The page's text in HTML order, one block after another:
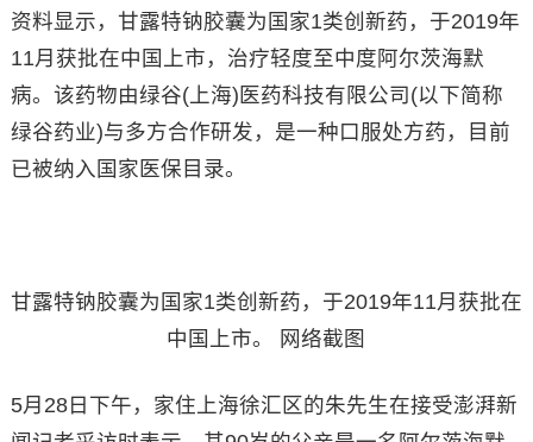
资料显示，甘露特钠胶囊为国家1类创新药，于2019年
11月获批在中国上市，治疗轻度至中度阿尔茨海默
病。该药物由绿谷(上海)医药科技有限公司(以下简称
绿谷药业)与多方合作研发，是一种口服处方药，目前
已被纳入国家医保目录。
甘露特钠胶囊为国家1类创新药，于2019年11月获批在
中国上市。 网络截图
5月28日下午，家住上海徐汇区的朱先生在接受澎湃新